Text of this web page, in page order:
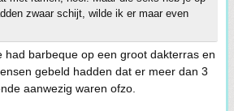
zwaar schijt, wilde ik er maar even
had barbeque op een groot dakterras en
gebeld hadden dat er meer dan 3
aanwezig waren ofzo.